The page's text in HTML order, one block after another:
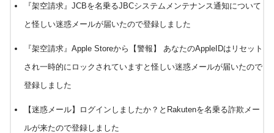
『架空請求』JCBを名乗るJBCシステムメンテナンス通知について
と怪しい迷惑メールが届いたので登録しました
『架空請求』Apple Storeから【警報】 あなたのAppleIDはリセット
され一時的にロックされていますと怪しい迷惑メールが届いたので
登録しました
【迷惑メール】ログインしましたか？とRakutenを名乗る詐欺メー
ルが来たので登録しました